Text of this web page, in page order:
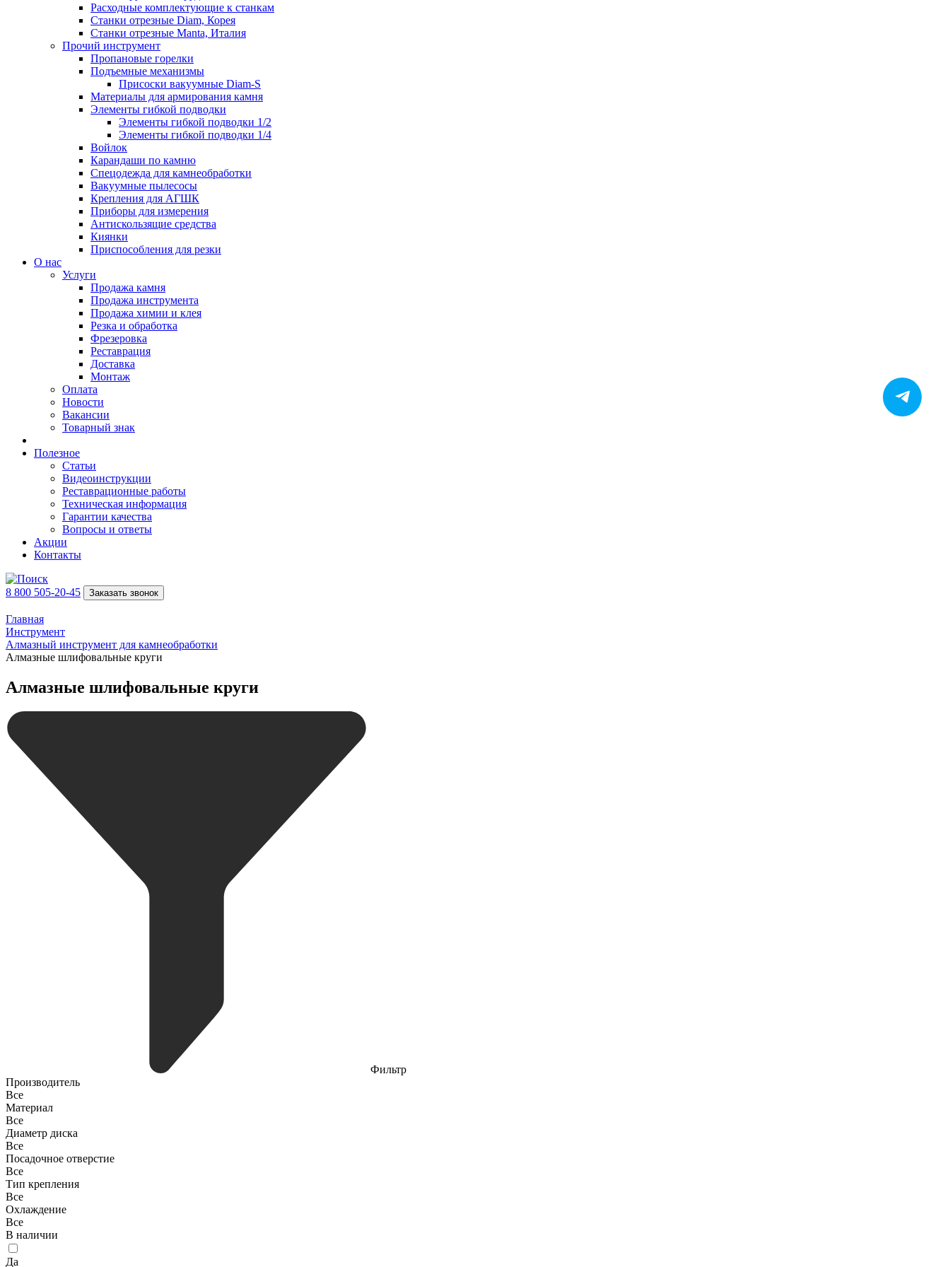
Расходные комплектующие к станкам
Станки отрезные Diam, Корея
Станки отрезные Manta, Италия
Прочий инструмент
Пропановые горелки
Подъeмные механизмы
Присоски вакуумные Diam-S
Материалы для армирования камня
Элементы гибкой подводки
Элементы гибкой подводки 1/2
Элементы гибкой подводки 1/4
Войлок
Карандаши по камню
Спецодежда для камнеобработки
Вакуумные пылесосы
Крепления для АГШК
Приборы для измерения
Антискользящие средства
Киянки
Приспособления для резки
О нас
Услуги
Продажа камня
Продажа инструмента
Продажа химии и клея
Резка и обработка
Фрезеровка
Реставрация
Доставка
Монтаж
Оплата
Новости
Вакансии
Товарный знак
Полезное
Статьи
Видеоинструкции
Реставрационные работы
Техническая информация
Гарантии качества
Вопросы и ответы
Акции
Контакты
8 800 505-20-45 Заказать звонок
Главная
Инструмент
Алмазный инструмент для камнеобработки
Алмазные шлифовальные круги
Алмазные шлифовальные круги
Фильтр
Производитель
Все
Материал
Все
Диаметр диска
Все
Посадочное отверстие
Все
Тип крепления
Все
Охлаждение
Все
В наличии
Да